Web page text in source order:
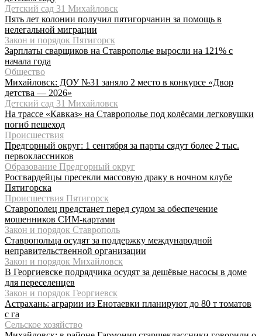
Детский сад 31 Михайловск
Пять лет колонии получил пятигорчанин за помощь в
нелегальной миграции
Закон и порядок Пятигорск
Зарплаты сварщиков на Ставрополье выросли на 121% с
начала года
Общество
Михайловск: ДОУ №31 заняло 2 место в конкурсе «Двор
детства — 2026»
Детский сад 31 Михайловск
На трассе «Кавказ» на Ставрополье под колёсами легковушки
погиб пешеход
Происшествия
Предгорный округ: 1 сентября за парты сядут более 2 тыс.
первоклассников
Образование Предгорный округ
Росгвардейцы пресекли массовую драку в ночном клубе
Пятигорска
Происшествия Пятигорск
Ставрополец предстанет перед судом за обеспечение
мошенников СИМ-картами
Закон и порядок Ставрополь
Ставропольца осудят за поддержку международной
неправительственной организации
Закон и порядок Михайловск
В Георгиевске подрядчика осудят за дешёвые насосы в доме
для переселенцев
Закон и порядок Георгиевск
Астрахань: аграрии из Енотаевки планируют до 80 т томатов
с га
Сельское хозяйство